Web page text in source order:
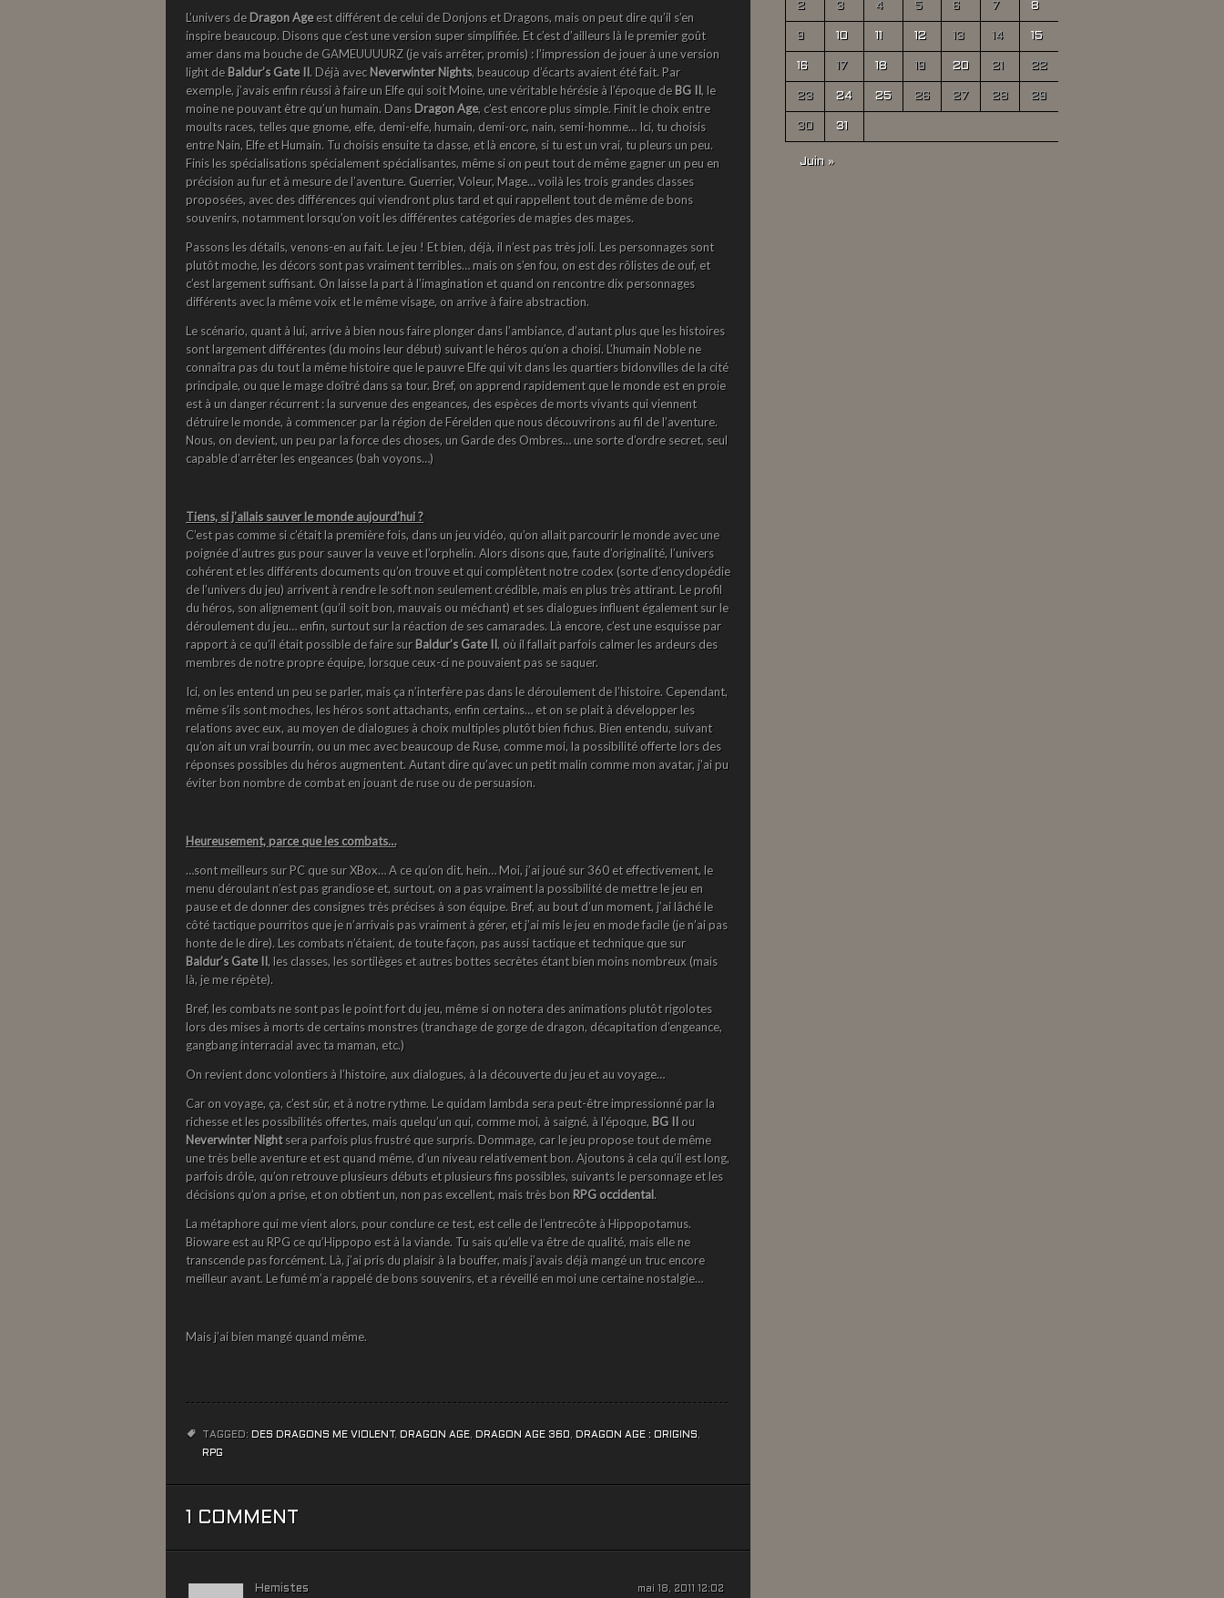
L’univers deDragon Ageest différent de celui de Donjons et Dragons, mais on peut dire qu’il s’en
inspire beaucoup. Disons que c’est une version super simplifiée. Et c’est d’ailleurs là le premier goût
amer dans ma bouche de GAMEUUUURZ (je vais arrêter, promis) : l’impression de jouer à une version
light deBaldur’s Gate II. Déjà avec Neverwinter Nights, beaucoup d’écarts avaient été fait. Par
exemple, j’avais enfin réussi à faire un Elfe qui soit Moine, une véritable hérésie à l’époque deBG II, le
moine ne pouvant être qu’un humain. Dans Dragon Age, c’est encore plus simple. Finit le choix entre
moults races, telles que gnome, elfe, demi-elfe, humain, demi-orc, nain, semi-homme… Ici, tu choisis
entre Nain, Elfe et Humain. Tu choisis ensuite ta classe, et là encore, si tu est un vrai, tu pleurs un peu.
Finis les spécialisations spécialement spécialisantes, même si on peut tout de même gagner un peu en
précision au fur et à mesure de l’aventure. Guerrier, Voleur, Mage… voilà les trois grandes classes
proposées, avec des différences qui viendront plus tard et qui rappellent tout de même de bons
souvenirs, notamment lorsqu’on voit les différentes catégories de magies des mages.
Passons les détails, venons-en au fait. Le jeu ! Et bien, déjà, il n’est pas très joli. Les personnages sont
plutôt moche, les décors sont pas vraiment terribles… mais on s’en fou, on est des rôlistes de ouf, et
c’est largement suffisant. On laisse la part à l’imagination et quand on rencontre dix personnages
différents avec la même voix et le même visage, on arrive à faire abstraction.
Le scénario, quant à lui, arrive à bien nous faire plonger dans l’ambiance, d’autant plus que les histoires
sont largement différentes (du moins leur début) suivant le héros qu’on a choisi. L’humain Noble ne
connaîtra pas du tout la même histoire que le pauvre Elfe qui vit dans les quartiers bidonvilles de la cité
principale, ou que le mage cloîtré dans sa tour. Bref, on apprend rapidement que le monde est en proie
est à un danger récurrent : la survenue des engeances, des espèces de morts vivants qui viennent
détruire le monde, à commencer par la région de Férelden que nous découvrirons au fil de l’aventure.
Nous, on devient, un peu par la force des choses, un Garde des Ombres… une sorte d’ordre secret, seul
capable d’arrêter les engeances (bah voyons…)
Tiens, si j’allais sauver le monde aujourd’hui ?
C’est pas comme si c’était la première fois, dans un jeu vidéo, qu’on allait parcourir le monde avec une
poignée d’autres gus pour sauver la veuve et l’orphelin. Alors disons que, faute d’originalité, l’univers
cohérent et les différents documents qu’on trouve et qui complètent notre codex (sorte d’encyclopédie
de l’univers du jeu) arrivent à rendre le soft non seulement crédible, mais en plus très attirant. Le profil
du héros, son alignement (qu’il soit bon, mauvais ou méchant) et ses dialogues influent également sur le
déroulement du jeu… enfin, surtout sur la réaction de ses camarades. Là encore, c’est une esquisse par
rapport à ce qu’il était possible de faire surBaldur’s Gate II, où il fallait parfois calmer les ardeurs des
membres de notre propre équipe, lorsque ceux-ci ne pouvaient pas se saquer.
Ici, on les entend un peu se parler, mais ça n’interfère pas dans le déroulement de l’histoire. Cependant,
même s’ils sont moches, les héros sont attachants, enfin certains… et on se plait à développer les
relations avec eux, au moyen de dialogues à choix multiples plutôt bien fichus. Bien entendu, suivant
qu’on ait un vrai bourrin, ou un mec avec beaucoup de Ruse, comme moi, la possibilité offerte lors des
réponses possibles du héros augmentent. Autant dire qu’avec un petit malin comme mon avatar, j’ai pu
éviter bon nombre de combat en jouant de ruse ou de persuasion.
Heureusement, parce que les combats…
…sont meilleurs sur PC que sur XBox… A ce qu’on dit, hein… Moi, j’ai joué sur 360 et effectivement, le
menu déroulant n’est pas grandiose et, surtout, on a pas vraiment la possibilité de mettre le jeu en
pause et de donner des consignes très précises à son équipe. Bref, au bout d’un moment, j’ai lâché le
côté tactique pourritos que je n’arrivais pas vraiment à gérer, et j’ai mis le jeu en mode facile (je n’ai pas
honte de le dire). Les combats n’étaient, de toute façon, pas aussi tactique et technique que sur
Baldur’s Gate II, les classes, les sortilèges et autres bottes secrètes étant bien moins nombreux (mais
là, je me répète).
Bref, les combats ne sont pas le point fort du jeu, même si on notera des animations plutôt rigolotes
lors des mises à morts de certains monstres (tranchage de gorge de dragon, décapitation d’engeance,
gangbang interracial avec ta maman, etc.)
On revient donc volontiers à l’histoire, aux dialogues, à la découverte du jeu et au voyage…
Car on voyage, ça, c’est sûr, et à notre rythme. Le quidam lambda sera peut-être impressionné par la
richesse et les possibilités offertes, mais quelqu’un qui, comme moi, à saigné, à l’époque, BG II ou
Neverwinter Nightsera parfois plus frustré que surpris. Dommage, car le jeu propose tout de même
une très belle aventure et est quand même, d’un niveau relativement bon. Ajoutons à cela qu’il est long,
parfois drôle, qu’on retrouve plusieurs débuts et plusieurs fins possibles, suivants le personnage et les
décisions qu’on a prise, et on obtient un, non pas excellent, mais très bon RPG occidental.
La métaphore qui me vient alors, pour conclure ce test, est celle de l’entrecôte à Hippopotamus.
Bioware est au RPG ce qu’Hippopo est à la viande. Tu sais qu’elle va être de qualité, mais elle ne
transcende pas forcément. Là, j’ai pris du plaisir à la bouffer, mais j’avais déjà mangé un truc encore
meilleur avant. Le fumé m’a rappelé de bons souvenirs, et a réveillé en moi une certaine nostalgie…
Mais j’ai bien mangé quand même.
TAGGED: DES DRAGONS ME VIOLENT, DRAGON AGE, DRAGON AGE 360 , DRAGON AGE : ORIGINS,
RPG
1 COMMENT
Hemistes mai 18, 2011 12:02
2 3 4 5 6 7 8
9 10 11 12 13 14 15
16 17 18 19 20 21 22
23 24 25 26 27 28 29
30 31
Juin »